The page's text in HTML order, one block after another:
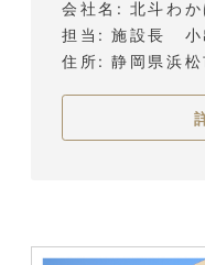
会社名
北斗わ
担当
施設長 小
住所
静岡県浜